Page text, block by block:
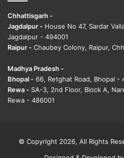
Chhattisgarh -
Jagdalpur - House No 47, Sardar
Jagdalpur - 494001
Raipur - Chaubey Colony, Raipur,
Madhya Pradesh -
Bhopal - 66, Retghat Road, Bhopal -
Rewa - SA-3, 2nd Floor, Block A,
Rewa - 486001
© Copyright 2026, All Rights